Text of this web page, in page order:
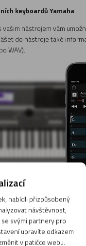
keyboardů Yamaha
nástrojem vám
do nástroje také
WAV).
nabídli přizpůsobený
návštěvnost,
svými partnery pro
upravíte odkazem
v patičce webu.